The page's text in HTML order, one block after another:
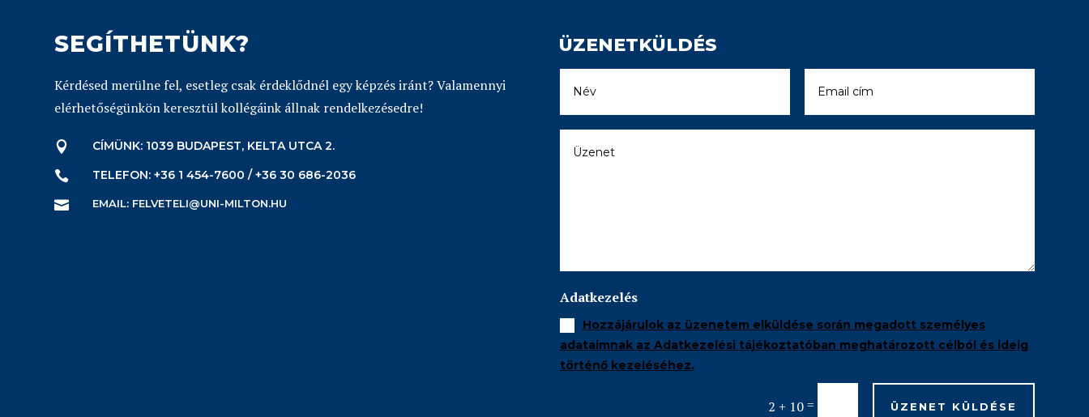
SEGÍTHETÜNK?
Kérdésed merülne fel, esetleg csak érdeklődnél egy képzés iránt? Valamennyi
elérhetőségünkön keresztül kollégáink állnak rendelkezésedre!
 CÍMÜNK: 1039 BUDAPEST, KELTA UTCA 2.
 TELEFON: +36 1 454-7600 / +36 30 686-2036
 EMAIL: FELVETELI@UNI-MILTON.HU
ÜZENETKÜLDÉS
Adatkezelés
Hozzájárulok az üzenetem elküldése során megadott személyes
adataimnak az Adatkezelési tájékoztatóban meghatározott célból és ideig
történő kezeléséhez.
2 + 10= ÜZENET KÜLDÉSE